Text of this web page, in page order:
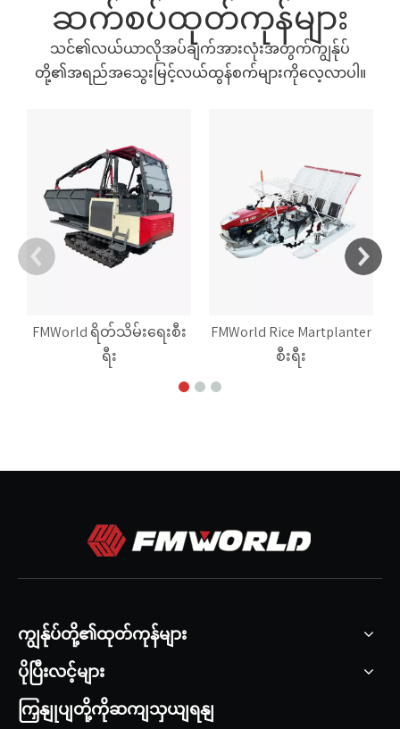
ဆက်စပ်ထုတ်ကုန်များ
သင်၏လယ်ယာလိုအပ်ချက်အားလုံးအတွက်ကျွန်ုပ်
တို့၏အရည်အသွေးမြင့်လယ်ထွန်စက်များကိုလေ့လာပါ။
FMWorld ရိတ်သိမ်းရေးစီး
ရီး
FMWorld Rice Martplanter
စီးရီး
ကျွန်ုပ်တို့၏ထုတ်ကုန်များ
ပိုပြီးလင့်များ
ကြှနျုပျတို့ကိုဆကျသှယျရနျ